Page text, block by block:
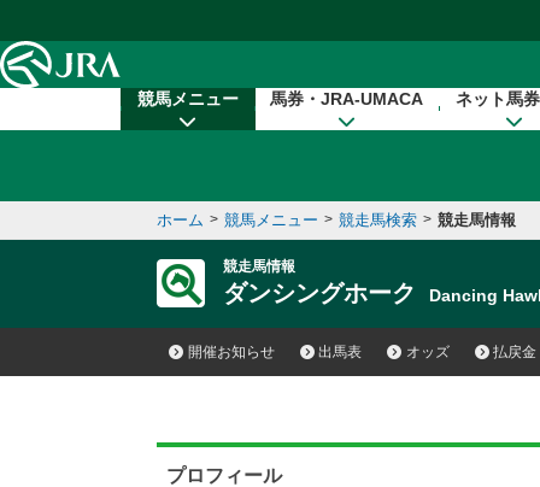
競馬メニュー 馬券・JRA-UMACA ネット馬
ホーム > 競馬メニュー > 競走馬検索 > 競走馬情報
競走馬情報
ダンシングホーク Dancing
開催お知らせ 出馬表 オッズ 払戻金
プロフィール